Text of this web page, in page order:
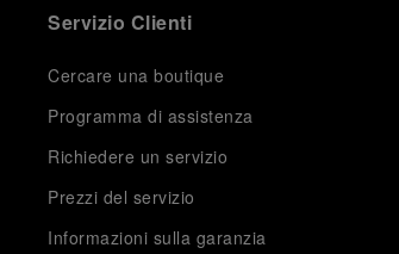
Servizio Clienti
Cercare una boutique
Programma di assistenza
Richiedere un servizio
Prezzi del servizio
Informazioni sulla garanzia